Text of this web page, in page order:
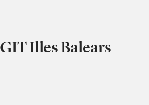
GIT Illes Balears